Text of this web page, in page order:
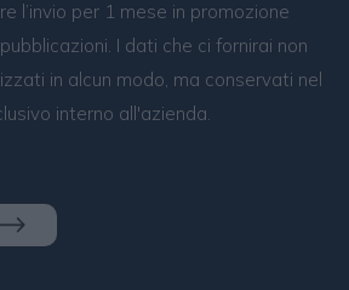
l’invio per 1 mese in promozione
I dati che ci fornirai non
in alcun modo, ma conservati nel
interno all'azienda.